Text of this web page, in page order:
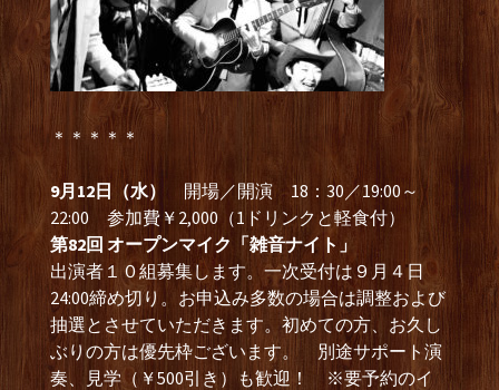
＊＊＊＊＊
9月12日（水）
開場／開演 18：30／19:00～
22:00 参加費￥2,000（1ドリンクと軽食付）
第82回 オープンマイク「雑音ナイト」
出演者１０組募集します。一次受付は９月４日
24:00締め切り。お申込み多数の場合は調整および
抽選とさせていただきます。初めての方、お久し
ぶりの方は優先枠ございます。 別途サポート演
奏、見学（￥500引き）も歓迎！ ※要予約のイ